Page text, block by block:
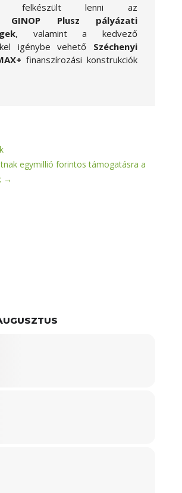
felkészült lenni az
GINOP Plusz pályázati
, valamint a kedvező
igénybe vehető Széchenyi
finanszírozási konstrukciók
egymillió forintos támogatásra a
→